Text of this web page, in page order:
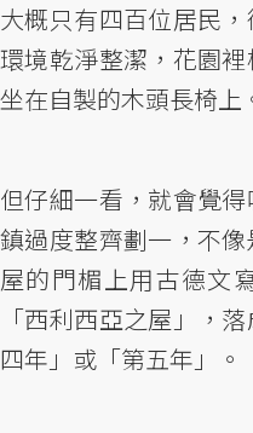
大概只有四百位居民
環境乾淨整潔，花園
坐在自製的木頭長椅上
但仔細一看，就會覺
鎮過度整齊劃一，不
屋的門楣上用古德文
「西利西亞之屋」，
四年」或「第五年」。